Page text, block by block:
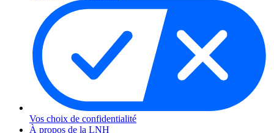
Vos choix de confidentialité
À propos de la LNH